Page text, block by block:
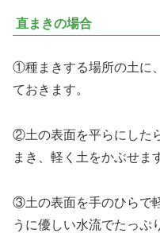
直まきの場合
①種まきする場所の土に
ておきます。
②土の表面を平らにした
まき、軽く土をかぶせま
③土の表面を手のひらで
うに優しい水流でたっぷ